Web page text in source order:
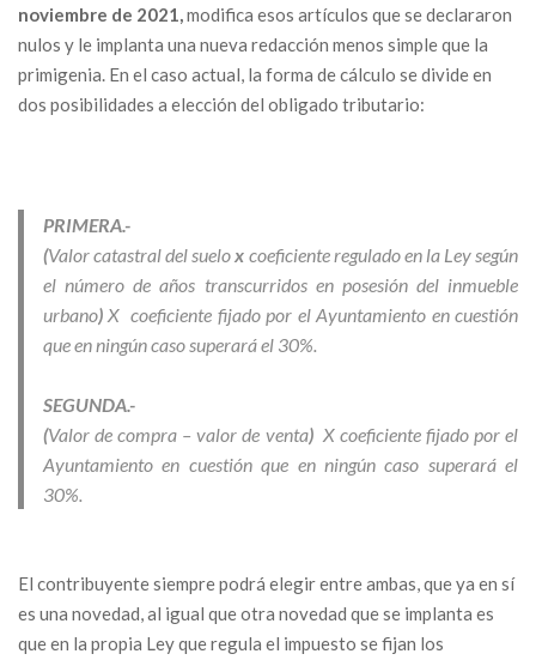
noviembre de 2021,modifica esos artículos que se declararon
nulos y le implanta una nueva redacción menos simple que la
primigenia. En el caso actual, la forma de cálculo se divide en
dos posibilidades a elección del obligado tributario:
PRIMERA.-
(Valor catastral del suelox coeficiente regulado en la Ley según
el número de años transcurridos en posesión del inmueble
urbano)X coeficiente fijado por el Ayuntamiento en cuestión
que en ningún caso superará el 30%.
SEGUNDA.-
(Valor de compra – valor de venta) X coeficiente fijado por el
Ayuntamiento en cuestión que en ningún caso superará el
30%.
El contribuyente siempre podrá elegir entre ambas, que ya en sí
es una novedad, al igual que otra novedad que se implanta es
que en la propia Ley que regula el impuesto se fijan los